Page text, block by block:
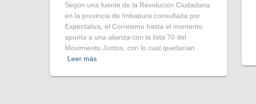
Según una fuente de la Revolución Ciudadana
en la provincia de Imbabura consultada por
Expectativa, el Correismo hasta el momento
apunta a una alianza con la lista 70 del
Movimiento Juntos, con lo cual quedarían
Leer más